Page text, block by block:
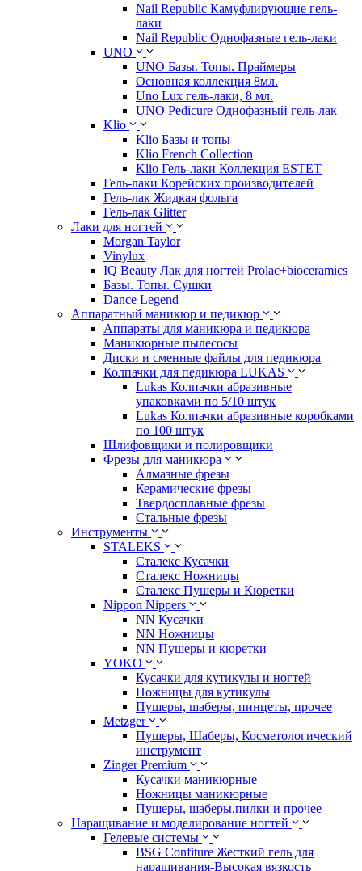
Nail Republic Камуфлирующие гель-
лаки
Nail Republic Однофазные гель-лаки
UNO
UNO Базы. Топы. Праймеры
Основная коллекция 8мл.
Uno Lux гель-лаки, 8 мл.
UNO Pedicure Однофазный гель-лак
Klio
Klio Базы и топы
Klio French Collection
Klio Гель-лаки Коллекция ESTET
Гель-лаки Корейских производителей
Гель-лак Жидкая фольга
Гель-лак Glitter
Лаки для ногтей
Morgan Taylor
Vinylux
IQ Beauty Лак для ногтей Prolac+bioceramics
Базы. Топы. Сушки
Dance Legend
Аппаратный маникюр и педикюр
Аппараты для маникюра и педикюра
Маникюрные пылесосы
Диски и сменные файлы для педикюра
Колпачки для педикюра LUKAS
Lukas Колпачки абразивные
упаковками по 5/10 штук
Lukas Колпачки абразивные коробками
по 100 штук
Шлифовщики и полировщики
Фрезы для маникюра
Алмазные фрезы
Керамические фрезы
Твердосплавные фрезы
Стальные фрезы
Инструменты
STALEKS
Сталекс Кусачки
Сталекс Ножницы
Сталекс Пушеры и Кюретки
Nippon Nippers
NN Кусачки
NN Ножницы
NN Пушеры и кюретки
YOKO
Кусачки для кутикулы и ногтей
Ножницы для кутикулы
Пушеры, шаберы, пинцеты, прочее
Metzger
Пушеры, Шаберы, Косметологический
инструмент
Zinger Premium
Кусачки маникюрные
Ножницы маникюрные
Пушеры, шаберы,пилки и прочее
Наращивание и моделирование ногтей
Гелевые системы
BSG Confiture Жесткий гель для
наращивания-Высокая вязкость